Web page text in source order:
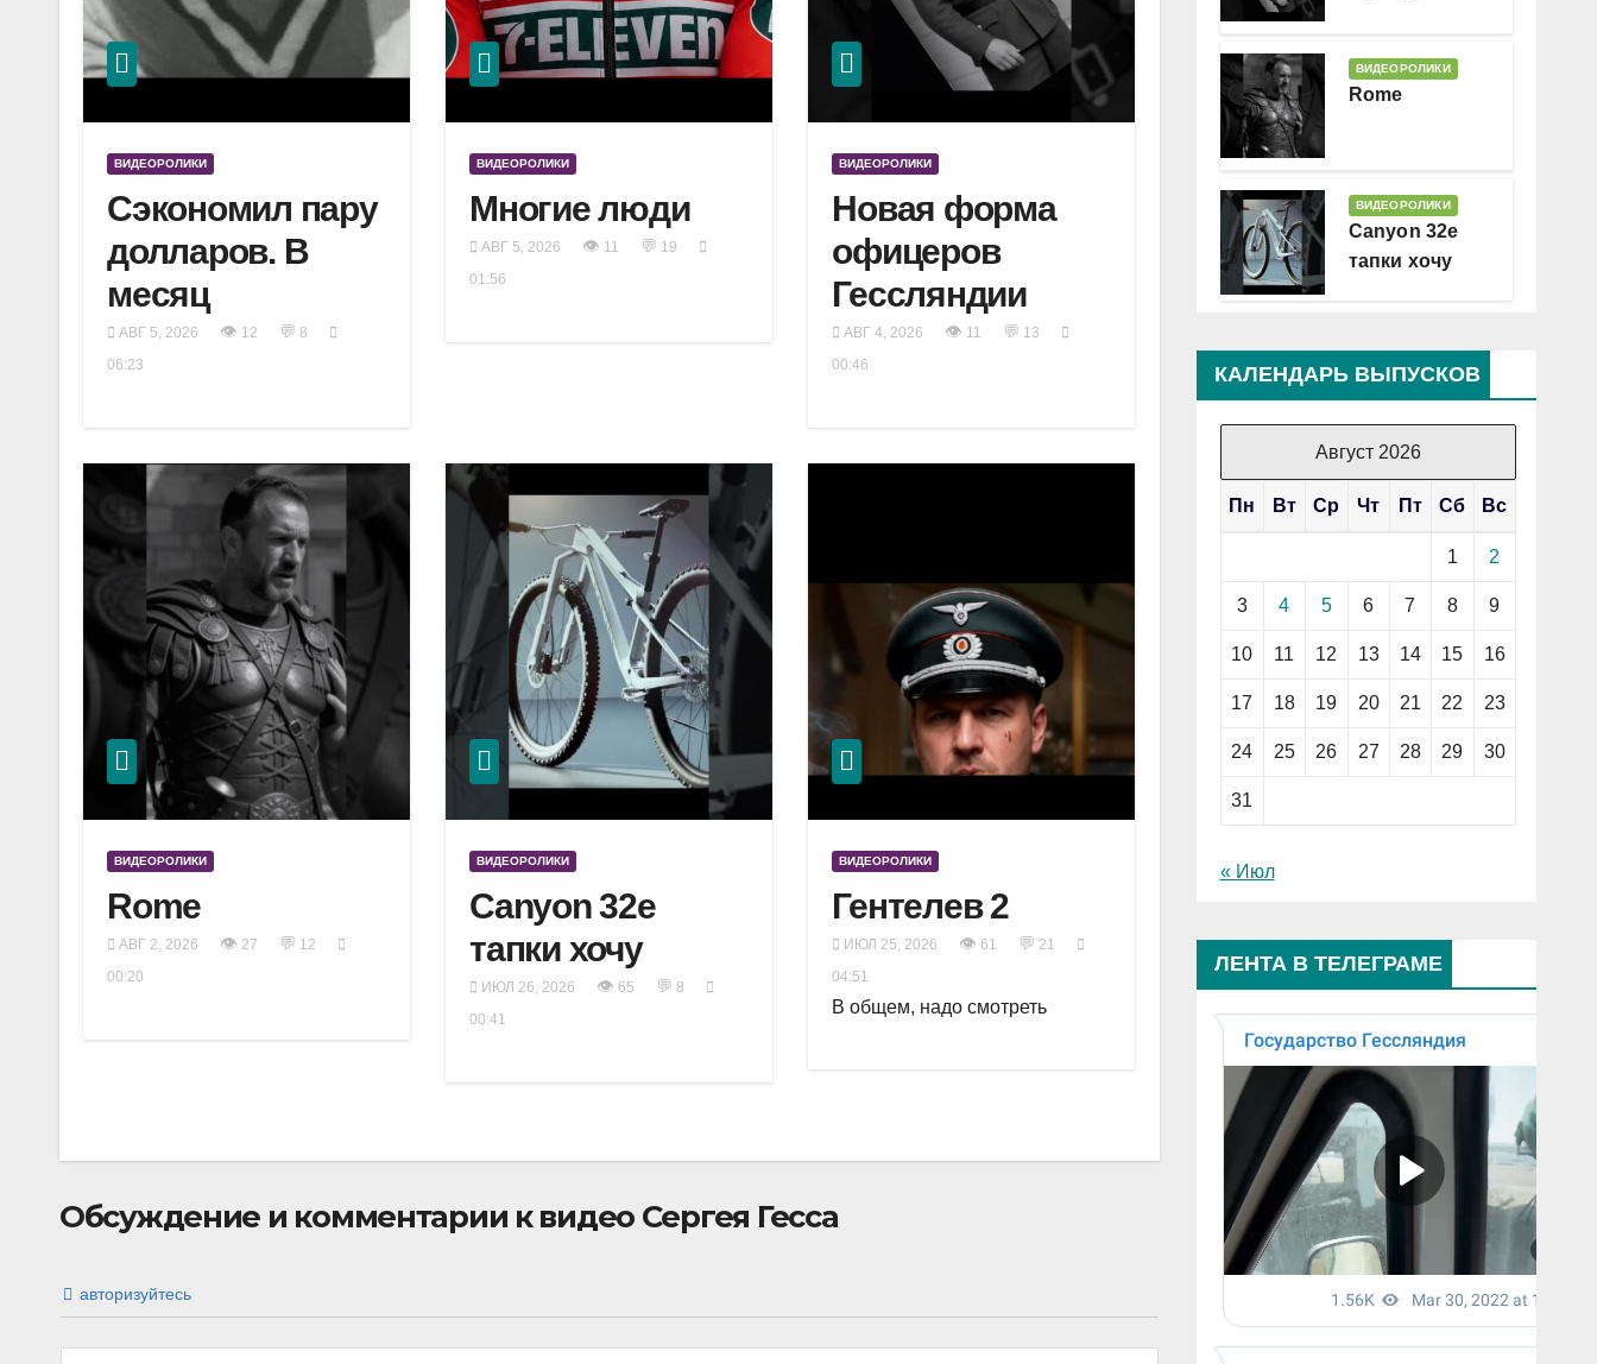
ВИДЕОРОЛИКИ
Сэкономил пару
долларов. В
месяц
АВГ 5, 2026 👁 12 💬 8
06:23
ВИДЕОРОЛИКИ
Многие люди
АВГ 5, 2026 👁 11 💬 19
01:56
ВИДЕОРОЛИКИ
Новая форма
офицеров
Гессляндии
АВГ 4, 2026 👁 11 💬 13
00:46
ВИДЕОРОЛИКИ
Rome
АВГ 2, 2026 👁 27 💬 12
00:20
ВИДЕОРОЛИКИ
Canyon 32e
тапки хочу
ИЮЛ 26, 2026 👁 65 💬 8
00:41
ВИДЕОРОЛИКИ
Гентелев 2
ИЮЛ 25, 2026 👁 61 💬 21
04:51
В общем, надо смотреть
Обсуждение и комментарии к видео Сергея Гесса
авторизуйтесь
ВИДЕОРОЛИКИ
Rome
ВИДЕОРОЛИКИ
Canyon 32e
тапки хочу
КАЛЕНДАРЬ ВЫПУСКОВ
Август 2026
Пн Вт Ср Чт Пт Сб Вс
1 2
3 4 5 6 7 8 9
10 11 12 13 14 15 16
17 18 19 20 21 22 23
24 25 26 27 28 29 30
31
« Июл
ЛЕНТА В ТЕЛЕГРАМЕ